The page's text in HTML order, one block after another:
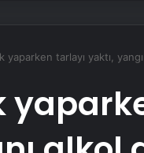
yaparken tarlayı yaktı,